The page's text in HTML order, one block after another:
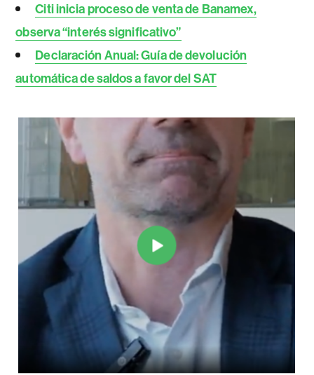
Citi inicia proceso de venta de Banamex,
observa “interés significativo”
Declaración Anual: Guía de devolución
automática de saldos a favor del SAT